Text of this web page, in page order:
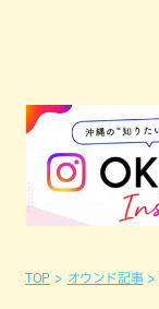
TOP オウンド記事